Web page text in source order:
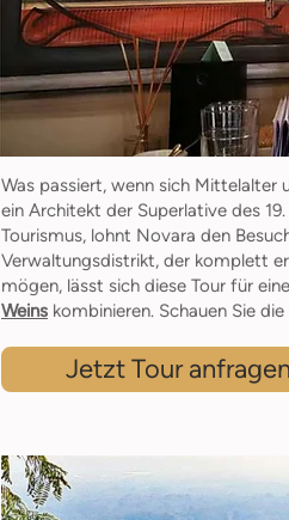
Was passiert, wenn sich Mittelalter
ein Architekt der Superlative des
Tourismus, lohnt Novara den
Verwaltungsdistrikt, der komplett
mögen, lässt sich diese Tour für
Weins kombinieren. Schauen Sie
Jetzt Tour anfragen